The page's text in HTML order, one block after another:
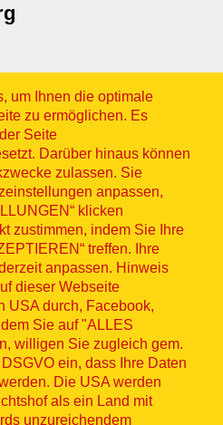
um Ihnen die optimale
zu ermöglichen. Es
Seite
Darüber hinaus können
zulassen. Sie
anpassen,
klicken
zustimmen, indem Sie Ihre
treffen. Ihre
anpassen. Hinweis
dieser Webseite
USA durch, Facebook,
Sie auf "ALLES
willigen Sie zugleich gem.
ein, dass Ihre Daten
Die USA werden
als ein Land mit
unzureichendem